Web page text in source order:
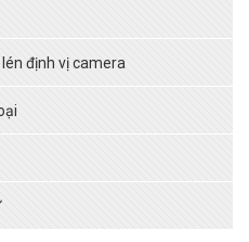
định vị camera